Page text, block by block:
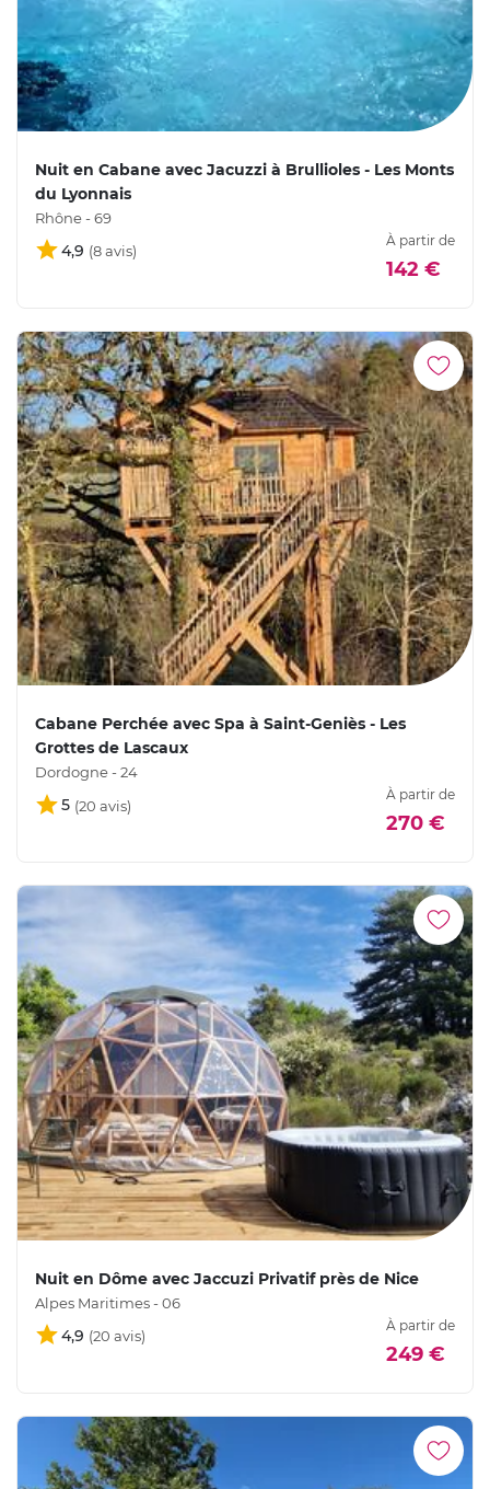
Nuit en Cabane avec Jacuzzi à Brullioles - Les Monts
du Lyonnais
Rhône - 69
4,9
À partir de
142 €
Cabane Perchée avec Spa à Saint-Geniès - Les
Grottes de Lascaux
Dordogne - 24
5
À partir de
270 €
Nuit en Dôme avec Jaccuzi Privatif près de Nice
Alpes Maritimes - 06
4,9
À partir de
249 €